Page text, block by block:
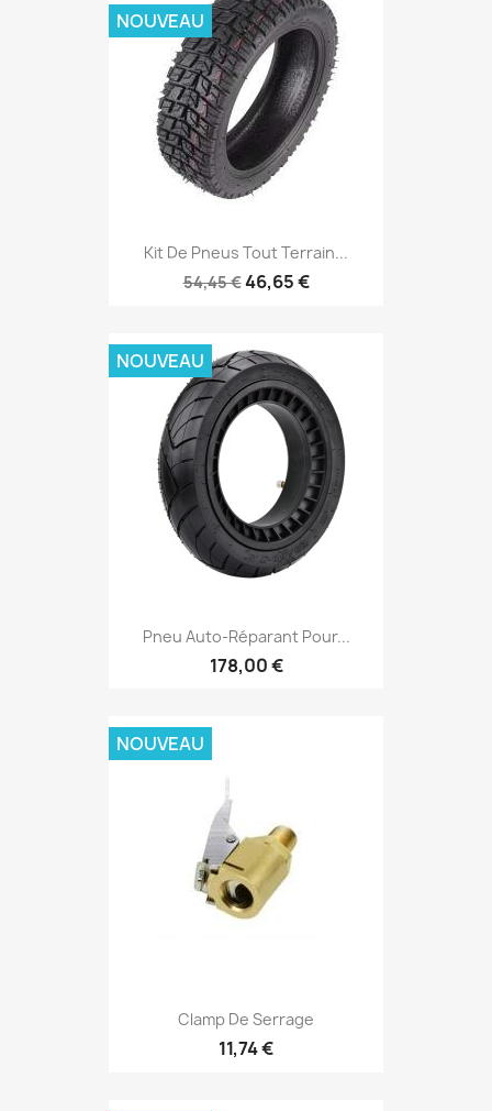
Kit De Pneus Tout Terrain...
54,45 €46,65 €
NOUVEAU
Pneu Auto-Réparant Pour...
178,00 €
NOUVEAU
Clamp De Serrage
11,74 €
NOUVEAU